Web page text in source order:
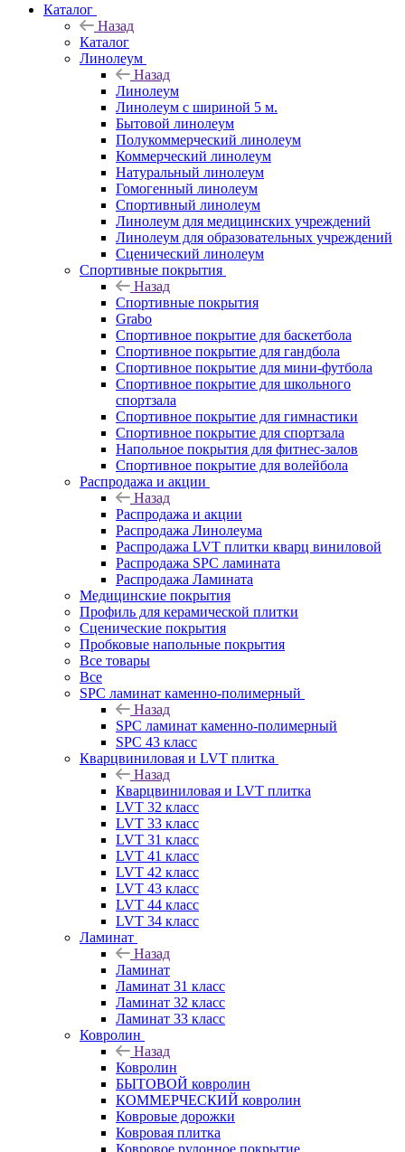
Каталог
Назад
Каталог
Линолеум
Назад
Линолеум
Линолеум с шириной 5 м.
Бытовой линолеум
Полукоммерческий линолеум
Коммерческий линолеум
Натуральный линолеум
Гомогенный линолеум
Спортивный линолеум
Линолеум для медицинских учреждений
Линолеум для образовательных учреждений
Сценический линолеум
Спортивные покрытия
Назад
Спортивные покрытия
Grabo
Спортивное покрытие для баскетбола
Спортивное покрытие для гандбола
Спортивное покрытие для мини-футбола
Спортивное покрытие для школьного
спортзала
Спортивное покрытие для гимнастики
Спортивное покрытие для спортзала
Напольное покрытия для фитнес-залов
Спортивное покрытие для волейбола
Распродажа и акции
Назад
Распродажа и акции
Распродажа Линолеума
Распродажа LVT плитки кварц виниловой
Распродажа SPC ламината
Распродажа Ламината
Медицинские покрытия
Профиль для керамической плитки
Сценические покрытия
Пробковые напольные покрытия
Все товары
Все
SPC ламинат каменно-полимерный
Назад
SPC ламинат каменно-полимерный
SPC 43 класс
Кварцвиниловая и LVT плитка
Назад
Кварцвиниловая и LVT плитка
LVT 32 класс
LVT 33 класс
LVT 31 класс
LVT 41 класс
LVT 42 класс
LVT 43 класс
LVT 44 класс
LVT 34 класс
Ламинат
Назад
Ламинат
Ламинат 31 класс
Ламинат 32 класс
Ламинат 33 класс
Ковролин
Назад
Ковролин
БЫТОВОЙ ковролин
КОММЕРЧЕСКИЙ ковролин
Ковровые дорожки
Ковровая плитка
Ковровое рулонное покрытие